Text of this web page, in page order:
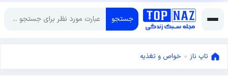
جستجو
تاپ ناز » خواص و تغذیه